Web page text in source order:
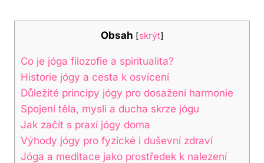
Obsah [skrýt]
Co je jóga filozofie a spiritualita?
Historie jógy a cesta k osvícení
Důležité principy jógy pro dosažení harmonie
Spojení těla, mysli a ducha skrze jógu
Jak začít s praxí jógy doma
Výhody jógy pro fyzické i duševní zdraví
Jóga a meditace jako prostředek k nalezení